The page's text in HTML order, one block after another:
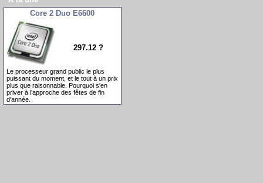
Core 2 Duo E6600
297.12 ?
Le processeur grand public le plus
puissant du moment, et le tout à un prix
plus que raisonnable. Pourquoi s'en
priver à l'approche des fêtes de fin
d'année.